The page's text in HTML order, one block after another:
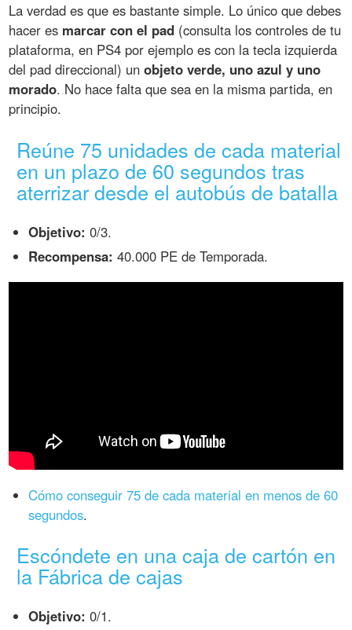
La verdad es que es bastante simple. Lo único que debes
hacer es marcar con el pad (consulta los controles de tu
plataforma, en PS4 por ejemplo es con la tecla izquierda
del pad direccional) unobjeto verde, uno azul y uno
morado. No hace falta que sea en la misma partida, en
principio.
Reúne 75 unidades de cada material
en un plazo de 60 segundos tras
aterrizar desde el autobús de batalla
Objetivo: 0/3.
Recompensa: 40.000 PE de Temporada.
Cómo conseguir 75 de cada material en menos de 60
segundos.
Escóndete en una caja de cartón en
la Fábrica de cajas
Objetivo: 0/1.